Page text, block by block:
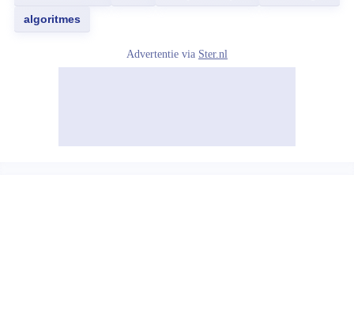
algoritmes
Advertentie via Ster.nl